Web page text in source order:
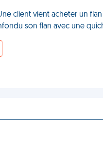
client vient acheter un
son flan avec une